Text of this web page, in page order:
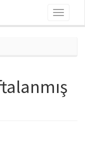
Toggle